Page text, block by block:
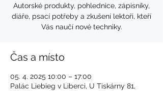
Autorské produkty, pohlednice, zápisníky,
diáře, psací potřeby a zkušení lektoři, kteří
Vás naučí nové techniky.
Čas a místo
05. 4. 2025 10:00 – 17:00
Palác Liebieg v Liberci, U Tiskárny 81,